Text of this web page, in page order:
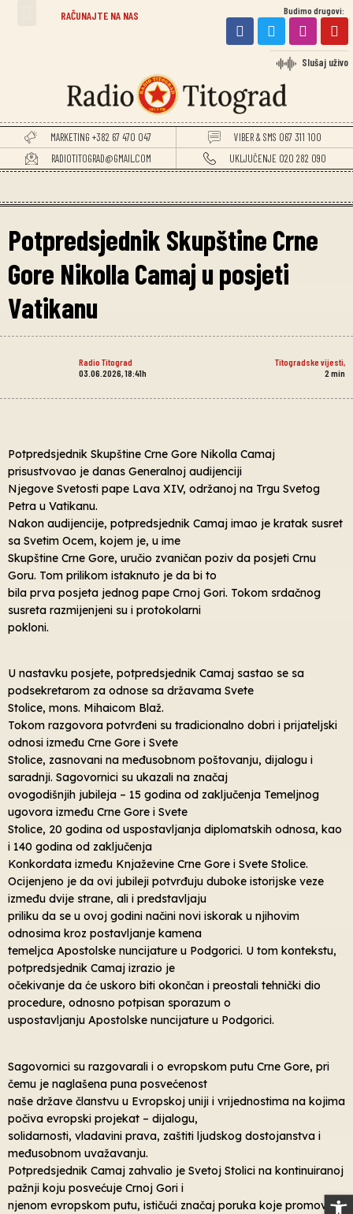
RAČUNAJTE NA NAS Budimo drugovi:
Slušaj uživo
MARKETING +382 67 470 047
VIBER & SMS 067 311 100
RADIOTITOGRAD@GMAIL.COM
UKLJUČENJE 020 282 090
Potpredsjednik Skupštine Crne
Gore Nikolla Camaj u posjeti
Vatikanu
Radio Titograd Titogradske vijesti,
03.06.2026, 18:41h
2 min
Potpredsjednik Skupštine Crne Gore Nikolla Camaj
prisustvovao je danas Generalnoj audijenciji
Njegove Svetosti pape Lava XIV, održanoj na Trgu Svetog
Petra u Vatikanu.
Nakon audijencije, potpredsjednik Camaj imao je kratak susret
sa Svetim Ocem, kojem je, u ime
Skupštine Crne Gore, uručio zvaničan poziv da posjeti Crnu
Goru. Tom prilikom istaknuto je da bi to
bila prva posjeta jednog pape Crnoj Gori. Tokom srdačnog
susreta razmijenjeni su i protokolarni
pokloni.
U nastavku posjete, potpredsjednik Camaj sastao se sa
podsekretarom za odnose sa državama Svete
Stolice, mons. Mihaicom Blaž.
Tokom razgovora potvrđeni su tradicionalno dobri i prijateljski
odnosi između Crne Gore i Svete
Stolice, zasnovani na međusobnom poštovanju, dijalogu i
saradnji. Sagovornici su ukazali na značaj
ovogodišnjih jubileja – 15 godina od zaključenja Temeljnog
ugovora između Crne Gore i Svete
Stolice, 20 godina od uspostavljanja diplomatskih odnosa, kao
i 140 godina od zaključenja
Konkordata između Knjaževine Crne Gore i Svete Stolice.
Ocijenjeno je da ovi jubileji potvrđuju duboke istorijske veze
između dvije strane, ali i predstavljaju
priliku da se u ovoj godini načini novi iskorak u njihovim
odnosima kroz postavljanje kamena
temeljca Apostolske nuncijature u Podgorici. U tom kontekstu,
potpredsjednik Camaj izrazio je
očekivanje da će uskoro biti okončan i preostali tehnički dio
procedure, odnosno potpisan sporazum o
uspostavljanju Apostolske nuncijature u Podgorici.
Sagovornici su razgovarali i o evropskom putu Crne Gore, pri
čemu je naglašena puna posvećenost
naše države članstvu u Evropskoj uniji i vrijednostima na kojima
počiva evropski projekat – dijalogu,
solidarnosti, vladavini prava, zaštiti ljudskog dostojanstva i
međusobnom uvažavanju.
Potpredsjednik Camaj zahvalio je Svetoj Stolici na kontinuiranoj
pažnji koju posvećuje Crnoj Gori i
njenom evropskom putu, ističući značaj poruka koje promovišu